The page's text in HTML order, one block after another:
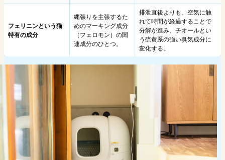
フェリニンという猫
特有の成分
縄張りを主張するた
めのマーキング成分
（フェロモン）の関
連成分のひとつ。
排泄直後よりも、空気に触
れて時間が経過することで
分解が進み、チオールとい
う硫黄系の強い臭気成分に
変化する。